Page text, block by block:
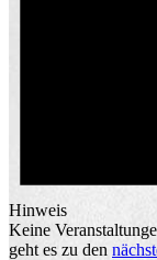
Hinweis
Keine
geht es zu den